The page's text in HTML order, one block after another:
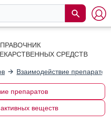
СРЕДСТВ
Взаимодействие препаратов
препаратов
веществ